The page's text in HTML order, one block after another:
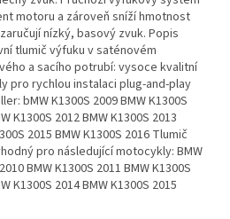
motoru a zároveň sníží hmotnost
nízký, basový zvuk. Popis
tlumič výfuku v saténovém
a sacího potrubí: vysoce kvalitní
pro rychlou instalaci plug-and-play
bMW K1300S 2009 BMW K1300S
K1300S 2012 BMW K1300S 2013
2015 BMW K1300S 2016 Tlumič
pro následující motocykly: BMW
BMW K1300S 2011 BMW K1300S
K1300S 2014 BMW K1300S 2015